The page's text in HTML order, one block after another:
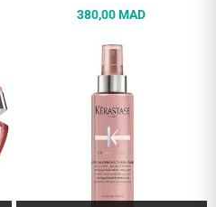
380,00 MAD